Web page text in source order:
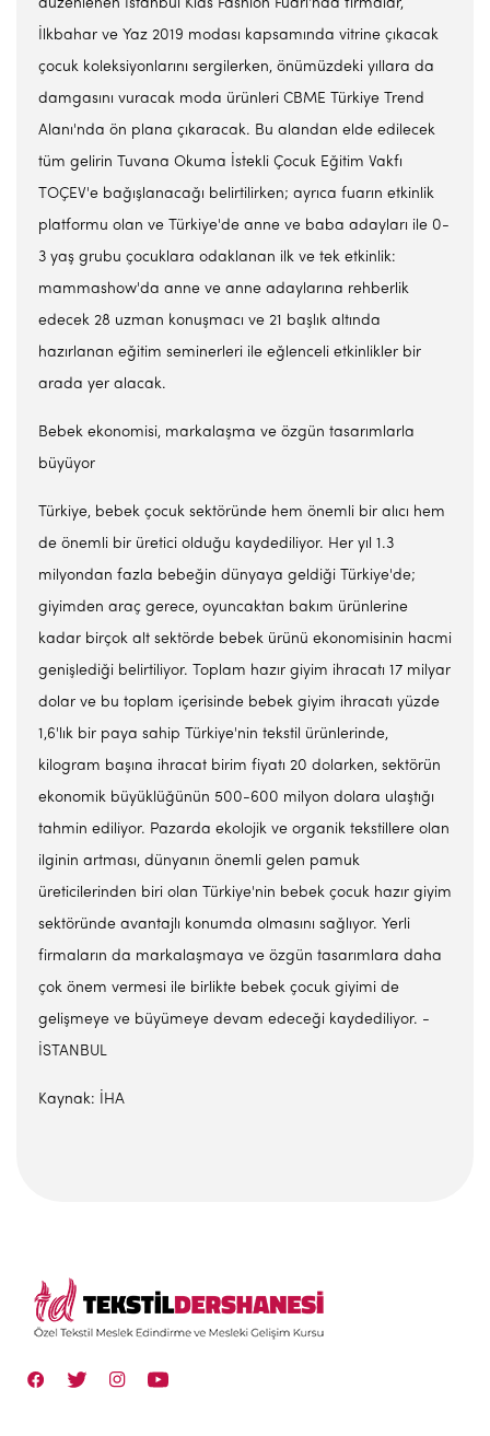
düzenlenen İstanbul Kids Fashion Fuarı'nda firmalar,
İlkbahar ve Yaz 2019 modası kapsamında vitrine çıkacak
çocuk koleksiyonlarını sergilerken, önümüzdeki yıllara da
damgasını vuracak moda ürünleri CBME Türkiye Trend
Alanı'nda ön plana çıkaracak. Bu alandan elde edilecek
tüm gelirin Tuvana Okuma İstekli Çocuk Eğitim Vakfı
TOÇEV'e bağışlanacağı belirtilirken; ayrıca fuarın etkinlik
platformu olan ve Türkiye'de anne ve baba adayları ile 0-
3 yaş grubu çocuklara odaklanan ilk ve tek etkinlik:
mammashow'da anne ve anne adaylarına rehberlik
edecek 28 uzman konuşmacı ve 21 başlık altında
hazırlanan eğitim seminerleri ile eğlenceli etkinlikler bir
arada yer alacak.
Bebek ekonomisi, markalaşma ve özgün tasarımlarla
büyüyor
Türkiye, bebek çocuk sektöründe hem önemli bir alıcı hem
de önemli bir üretici olduğu kaydediliyor. Her yıl 1.3
milyondan fazla bebeğin dünyaya geldiği Türkiye'de;
giyimden araç gerece, oyuncaktan bakım ürünlerine
kadar birçok alt sektörde bebek ürünü ekonomisinin hacmi
genişlediği belirtiliyor. Toplam hazır giyim ihracatı 17 milyar
dolar ve bu toplam içerisinde bebek giyim ihracatı yüzde
1,6'lık bir paya sahip Türkiye'nin tekstil ürünlerinde,
kilogram başına ihracat birim fiyatı 20 dolarken, sektörün
ekonomik büyüklüğünün 500-600 milyon dolara ulaştığı
tahmin ediliyor. Pazarda ekolojik ve organik tekstillere olan
ilginin artması, dünyanın önemli gelen pamuk
üreticilerinden biri olan Türkiye'nin bebek çocuk hazır giyim
sektöründe avantajlı konumda olmasını sağlıyor. Yerli
firmaların da markalaşmaya ve özgün tasarımlara daha
çok önem vermesi ile birlikte bebek çocuk giyimi de
gelişmeye ve büyümeye devam edeceği kaydediliyor. -
İSTANBUL
Kaynak: İHA